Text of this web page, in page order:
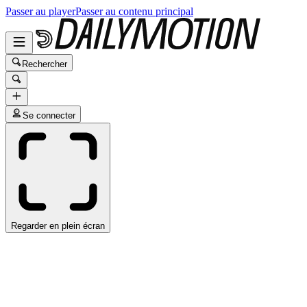
Passer au playerPasser au contenu principal
Rechercher
Se connecter
Regarder en plein écran